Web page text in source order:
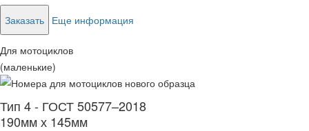
Заказать Еще информация
Для мотоциклов
(маленькие)
Тип 4 - ГОСТ 50577–2018
190мм х 145мм